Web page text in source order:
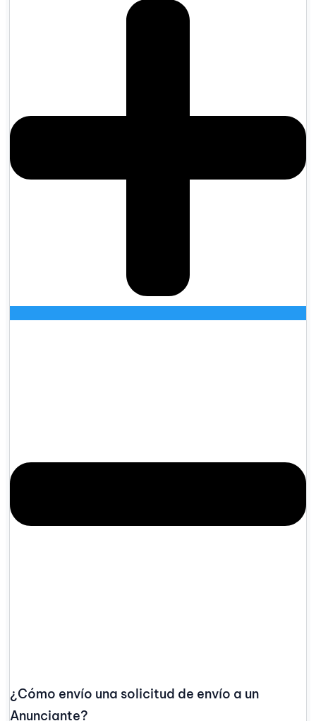
¿Cómo envío una solicitud de envío a un
Anunciante?